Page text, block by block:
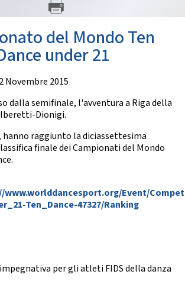
GARE
Discipline
Gare Media
del Mondo Ten
under 21
Novembre 2015
dalla semifinale, l'avventura a Riga della
Dionigi.
raggiunto la diciassettesima
finale dei Campionati del Mondo
www.worlddancesport.org/Event/
Ten_Dance-47327/Ranking
per gli atleti FIDS della danza